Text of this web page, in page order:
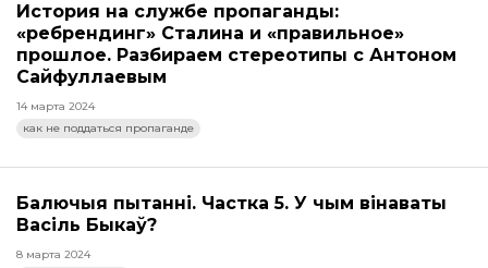
История на службе пропаганды:
«ребрендинг» Сталина и «правильное»
прошлое. Разбираем стереотипы с Антоном
Сайфуллаевым
14 марта 2024
как не поддаться пропаганде
Балючыя пытанні. Частка 5. У чым вінаваты
Васіль Быкаў?
8 марта 2024